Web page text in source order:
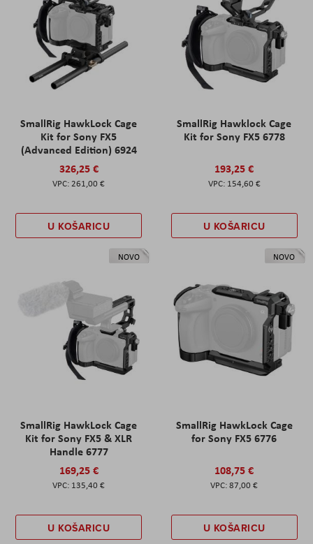
SmallRig HawkLock Cage
Kit for Sony FX5
(Advanced Edition) 6924
326,25 €
261,00 €
U KOŠARICU
SmallRig Hawklock Cage
Kit for Sony FX5 6778
193,25 €
154,60 €
U KOŠARICU
NOVO
SmallRig HawkLock Cage
Kit for Sony FX5 & XLR
Handle 6777
169,25 €
135,40 €
U KOŠARICU
NOVO
SmallRig HawkLock Cage
for Sony FX5 6776
108,75 €
87,00 €
U KOŠARICU